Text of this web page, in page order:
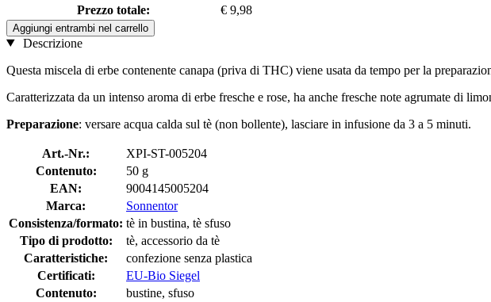
Prezzo totale:
€ 9,98
Aggiungi entrambi nel carrello
Descrizione
Questa miscela di erbe contenente canapa (priva di THC) viene usata da tempo per la
Caratterizzata da un intenso aroma di erbe fresche e rose, ha anche fresche note agrumate di
Preparazione: versare acqua calda sul tè (non bollente), lasciare in infusione da 3 a 5 minuti.
Art.-Nr.:
XPI-ST-005204
Contenuto:
50 g
EAN:
9004145005204
Marca:
Sonnentor
Consistenza/formato: tè in bustina, tè sfuso
Tipo di prodotto:
tè, accessorio da tè
Caratteristiche:
confezione senza plastica
Certificati:
EU-Bio Siegel
Contenuto:
bustine, sfuso